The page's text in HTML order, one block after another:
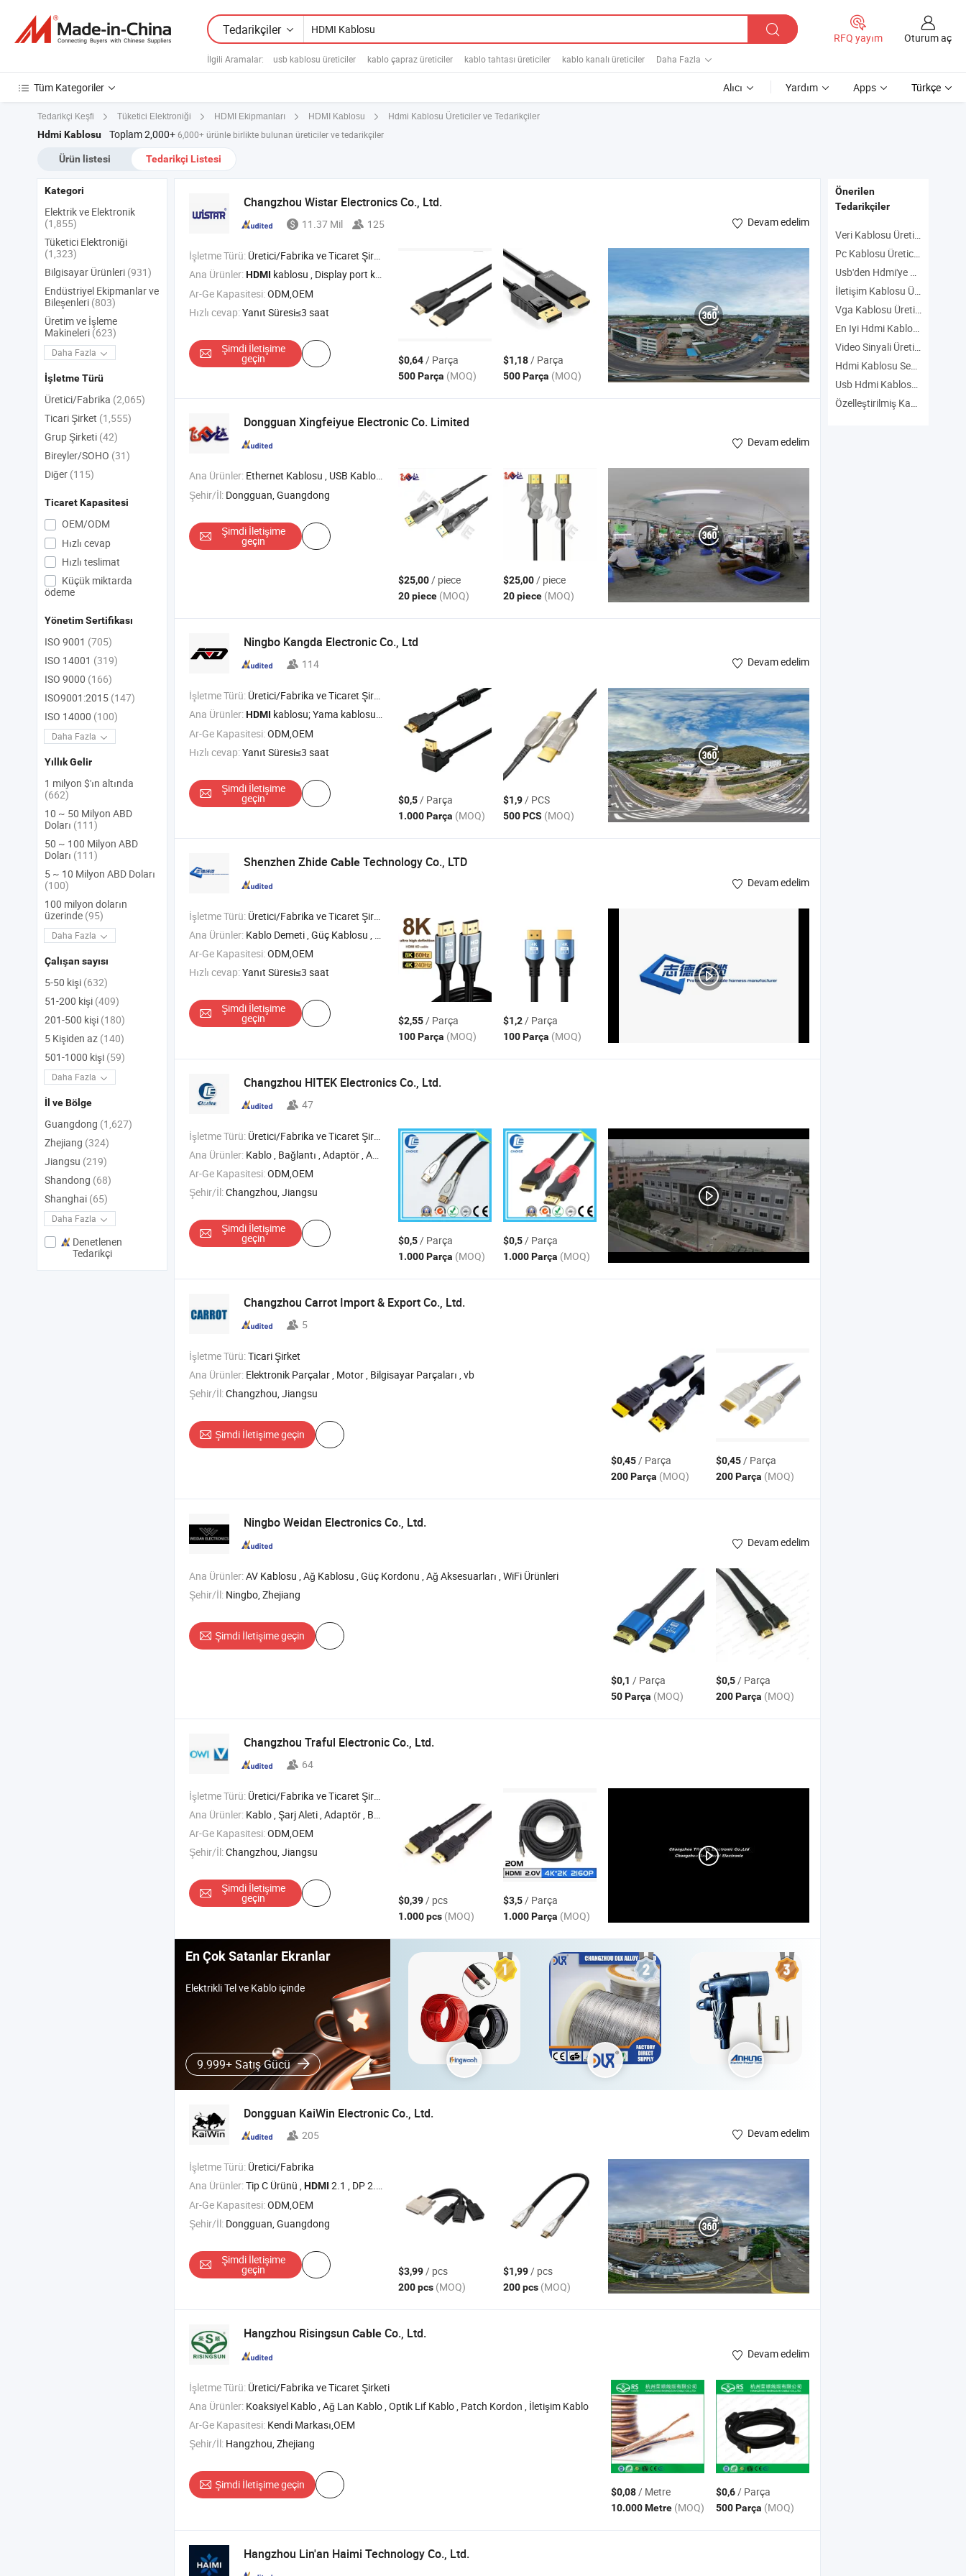
Tedarikçiler
İlgili Aramalar: usb kablosu üreticiler kablo çapraz üreticiler kablo tahtası üreticiler kablo kanalı üreticiler Daha Fazla
RFQ yayım Oturum aç
Tüm Kategoriler Alıcı Yardım Apps Türkçe
Tedarikçi Keşfi Tüketici Elektroniği HDMI Ekipmanları HDMI Kablosu Hdmi Kablosu Üreticiler ve Tedarikçiler
Hdmi Kablosu Toplam 2,000+ 6,000+ ürünle birlikte bulunan üreticiler ve tedarikçiler
Ürün listesi Tedarikçi Listesi
Changzhou Wistar Electronics Co., Ltd.
11.37 Mil 125 Devam edelim
İşletme Türü: Üretici/Fabrika ve Ticaret Şirketi
Ana Ürünler:HDMI kablosu , Display port kablosu , Ses video kabloları
Ar-Ge Kapasitesi:ODM,OEM
Hızlı cevap:Yanıt Süresi≤3 saat
Şimdi İletişime
geçin $0,64/ Parça
500 Parça (MOQ)
$1,18/ Parça
500 Parça (MOQ)
Dongguan Xingfeiyue Electronic Co. Limited
Devam edelim
Ana Ürünler: Ethernet Kablosu , USB Kablosu , Ses Kablosu , dB9 Kablosu , HDMI
Kablosu
Şehir/İl: Dongguan, Guangdong
Şimdi İletişime
geçin
$25,00/ piece
20 piece (MOQ)
$25,00/ piece
20 piece (MOQ)
Ningbo Kangda Electronic Co., Ltd
114 Devam edelim
İşletme Türü: Üretici/Fabrika ve Ticaret Şirketi
Ana Ürünler:HDMI kablosu; Yama kablosu; USB kablosu
Ar-Ge Kapasitesi:ODM,OEM
Hızlı cevap:Yanıt Süresi≤3 saat
Şimdi İletişime
geçin $0,5/ Parça
1.000 Parça (MOQ)
$1,9/ PCS
500 PCS (MOQ)
Shenzhen Zhide Cable Technology Co., LTD
Devam edelim
İşletme Türü: Üretici/Fabrika ve Ticaret Şirketi
Ana Ürünler: Kablo Demeti , Güç Kablosu , DC Kablosu , Elektronik Tel , Yeni Enerji Kablo Demeti
Ar-Ge Kapasitesi:ODM,OEM
Hızlı cevap:Yanıt Süresi≤3 saat
Şimdi İletişime
geçin $2,55/ Parça
100 Parça (MOQ)
$1,2/ Parça
100 Parça (MOQ)
Changzhou HITEK Electronics Co., Ltd.
47
İşletme Türü: Üretici/Fabrika ve Ticaret Şirketi
Ana Ürünler: Kablo , Bağlantı , Adaptör , Anten , Hoparlör
Ar-Ge Kapasitesi:ODM,OEM
Şehir/İl:Changzhou, Jiangsu
Şimdi İletişime
geçin $0,5/ Parça
1.000 Parça (MOQ)
$0,5/ Parça
1.000 Parça (MOQ)
Changzhou Carrot Import & Export Co., Ltd.
5
İşletme Türü:Ticari Şirket
Ana Ürünler: Elektronik Parçalar , Motor , Bilgisayar Parçaları , vb
Şehir/İl:Changzhou, Jiangsu
Şimdi İletişime geçin
$0,45/ Parça
200 Parça (MOQ)
$0,45/ Parça
200 Parça (MOQ)
Ningbo Weidan Electronics Co., Ltd.
Devam edelim
Ana Ürünler:AV Kablosu , Ağ Kablosu , Güç Kordonu , Ağ Aksesuarları , WiFi Ürünleri
Şehir/İl: Ningbo, Zhejiang
Şimdi İletişime geçin
$0,1 / Parça
50 Parça (MOQ)
$0,5/ Parça
200 Parça (MOQ)
Changzhou Traful Electronic Co., Ltd.
64
İşletme Türü: Üretici/Fabrika ve Ticaret Şirketi
Ana Ürünler: Kablo , Şarj Aleti , Adaptör , Bağlantı Elemanı
Ar-Ge Kapasitesi:ODM,OEM
Şehir/İl:Changzhou, Jiangsu
Şimdi İletişime
geçin $0,39/ pcs
1.000 pcs (MOQ)
$3,5/ Parça
1.000 Parça (MOQ)
En Çok Satanlar Ekranlar
Elektrikli Tel ve Kablo içinde
9.999+ Satış Gücü
Dongguan KaiWin Electronic Co., Ltd.
205 Devam edelim
İşletme Türü: Üretici/Fabrika
Ana Ürünler:Tip C Ürünü ,HDMI 2.1 , DP 2.1 , DVI
Ar-Ge Kapasitesi:ODM,OEM
Şehir/İl: Dongguan, Guangdong
Şimdi İletişime
geçin $3,99/ pcs
200 pcs (MOQ)
$1,99/ pcs
200 pcs (MOQ)
Hangzhou Risingsun Cable Co., Ltd.
Devam edelim
İşletme Türü: Üretici/Fabrika ve Ticaret Şirketi
Ana Ürünler: Koaksiyel Kablo , Ağ Lan Kablo , Optik Lif Kablo , Patch Kordon , İletişim Kablo
Ar-Ge Kapasitesi: Kendi Markası,OEM
Şehir/İl: Hangzhou, Zhejiang
Şimdi İletişime geçin
$0,08/ Metre
10.000 Metre (MOQ)
$0,6/ Parça
500 Parça (MOQ)
Hangzhou Lin'an Haimi Technology Co., Ltd.
Kategori
Elektrik ve Elektronik
(1,855)
Tüketici Elektroniği
(1,323)
Bilgisayar Ürünleri (931)
Endüstriyel Ekipmanlar ve
Bileşenleri (803)
Üretim ve İşleme
Makineleri (623)
Daha Fazla
İşletme Türü
Üretici/Fabrika (2,065)
Ticari Şirket (1,555)
Grup Şirketi (42)
Bireyler/SOHO (31)
Diğer (115)
Ticaret Kapasitesi
OEM/ODM
Hızlı cevap
Hızlı teslimat
Küçük miktarda
ödeme
Yönetim Sertifikası
ISO 9001 (705)
ISO 14001 (319)
ISO 9000 (166)
ISO9001:2015 (147)
ISO 14000 (100)
Daha Fazla
Yıllık Gelir
1 milyon $'ın altında
(662)
10 ~ 50 Milyon ABD
Doları (111)
50 ~ 100 Milyon ABD
Doları (111)
5 ~ 10 Milyon ABD Doları
(100)
100 milyon doların
üzerinde (95)
Daha Fazla
Çalışan sayısı
5-50 kişi (632)
51-200 kişi (409)
201-500 kişi (180)
5 Kişiden az (140)
501-1000 kişi (59)
Daha Fazla
İl ve Bölge
Guangdong (1,627)
Zhejiang (324)
Jiangsu (219)
Shandong (68)
Shanghai (65)
Daha Fazla
Denetlenen
Tedarikçi
Önerilen
Tedarikçiler
Veri Kablosu Üreticiler
Pc Kablosu Üreticiler
Usb'den Hdmi'ye Üreticiler
İletişim Kablosu Üreticiler
Vga Kablosu Üreticiler
En Iyi Hdmi Kablosu Üreticiler
Video Sinyali Üreticiler
Hdmi Kablosu Ses Üreticiler
Usb Hdmi Kablosu Üreticiler
Özelleştirilmiş Kablo Üreticiler